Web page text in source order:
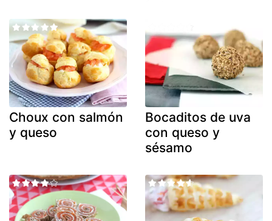
Choux con salmón
y queso
Bocaditos de uva
con queso y
sésamo